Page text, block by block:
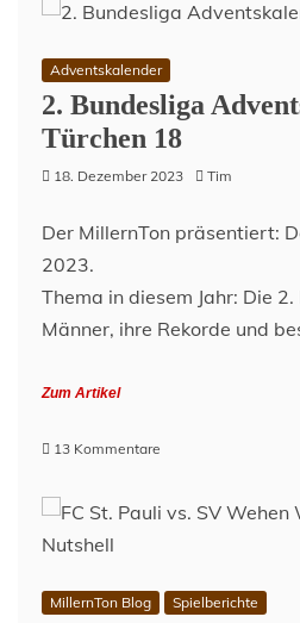
Millerntor
18.
Dezember
2023
Adventskalender
2. Bundesliga
Türchen 18
18. Dezember 2023 Tim
Der MillernTon präsentiert:
2023.
Thema in diesem Jahr: Die
Männer, ihre Rekorde und
Zum Artikel
13 Kommentare
Adventskalender
18
MillernTon Blog Spielberichte